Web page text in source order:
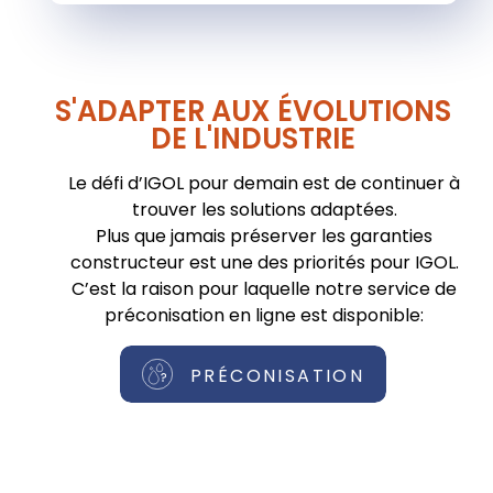
S'ADAPTER AUX ÉVOLUTIONS
DE L'INDUSTRIE
Le défi d’IGOL pour demain est de continuer à
trouver les solutions adaptées.
Plus que jamais préserver les garanties
constructeur est une des priorités pour IGOL.
C’est la raison pour laquelle notre service de
préconisation en ligne est disponible:
PRÉCONISATION